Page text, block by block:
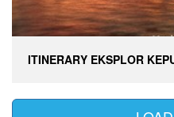
ITINERARY EKSPLOR